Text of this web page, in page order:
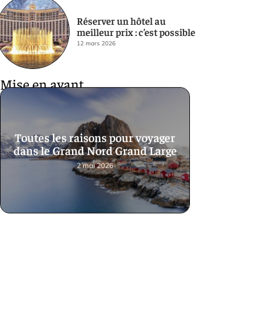
Réserver un hôtel au
meilleur prix : c’est possible
12 mars 2026
Mise en avant
Toutes les raisons pour voyager
dans le Grand Nord Grand Large
2 mai 2026